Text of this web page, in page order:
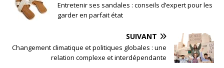
Entretenir ses sandales : conseils d’expert pour les
garder en parfait état
SUIVANT
Changement climatique et politiques globales : une
relation complexe et interdépendante